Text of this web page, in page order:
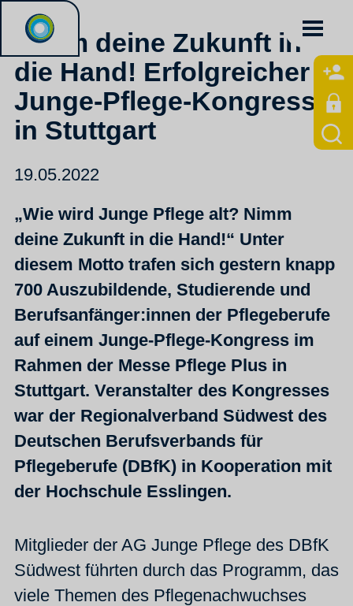
Nimm deine Zukunft in
die Hand! Erfolgreicher
Junge-Pflege-Kongress
in Stuttgart
19.05.2022
„Wie wird Junge Pflege alt? Nimm
deine Zukunft in die Hand!“ Unter
diesem Motto trafen sich gestern knapp
700 Auszubildende, Studierende und
Berufsanfänger:innen der Pflegeberufe
auf einem Junge-Pflege-Kongress im
Rahmen der Messe Pflege Plus in
Stuttgart. Veranstalter des Kongresses
war der Regionalverband Südwest des
Deutschen Berufsverbands für
Pflegeberufe (DBfK) in Kooperation mit
der Hochschule Esslingen.
Mitglieder der AG Junge Pflege des DBfK
Südwest führten durch das Programm, das
viele Themen des Pflegenachwuchses